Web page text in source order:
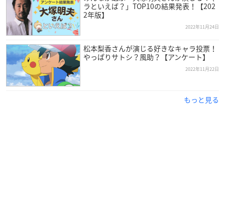
ラといえば？」TOP10の結果発表！【202
2年版】
2022年11月24日
松本梨香さんが演じる好きなキャラ投票！
やっぱりサトシ？風助？【アンケート】
2022年11月22日
もっと見る